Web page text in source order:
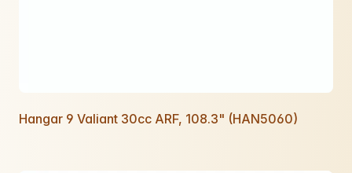
Hangar 9 Valiant 30cc ARF, 108.3" (HAN5060)